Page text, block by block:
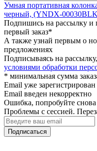
Умная портативная
черный, (YNDX-
Подпишись на рассылку и
первый заказ*
А также узнай первым о
предложениях
Подписываясь на
условиями обработки
* минимальная сумма
Email уже зарегистрирован
Email введен некорректно
Ошибка, попробуйте снова
Проблемы с сессией.
Подписаться